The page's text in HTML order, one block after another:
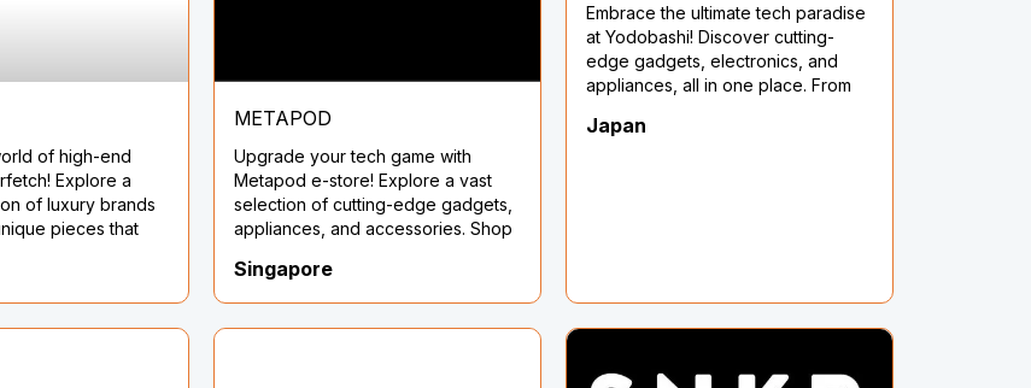
of high-end
Explore a
of luxury brands
pieces that
elevate your
Farfetch!
METAPOD
Upgrade your tech game with
Metapod e-store! Explore a vast
selection of cutting-edge gadgets,
appliances, and accessories. Shop
a world of innovation and
convenience. Elevate your digital
lifestyle now!
Singapore
Embrace the ultimate tech paradise
at Yodobashi! Discover cutting-
edge gadgets, electronics, and
appliances, all in one place. From
your tech desires and experience
Japan